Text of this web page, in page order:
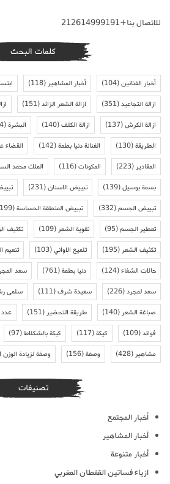
للاتصال بنا+212614999191
كلمات البحث
أخبار الفنانين(104) أخبار المشاهير(118)
ازالة التجاعيد(351) ازالة الشعر الزائد(151)
ازالة الكرش(137) ازالة الكلف(140) البشرة(194)
الطريقة(130) الفنانة دنيا بطمة(142) القضاء
المقادير(223) المكونات(116) الملك محمد
بسمة بوسيل(139) تبييض الاسنان(231)
تبييض الجسم(332) تبييض المنطقة الحساسة(199)
تعطير الجسم(95) تقوية الشعر(109) تكثيف
تكثيف الشعر(195) تلميع الاواني(103) تنعيم
حالات الشفاء(124) دنيا بطمة(761) سعد
سعد لمجرد(226) سعيدة شرف(111) سلمى
صباغة الشعر(140) طريقة التحضير(151) عدد
فوائد(109) كيكة(117) كيكة بالشكلاط(97)
مشاهير(428) وصفة(156) وصفة لزيادة الوزن(138)
تصنيفات
أخبار المجتمع
أخبار المشاهير
أخبار متنوعة
ازياء فساتين القفطان المغربي